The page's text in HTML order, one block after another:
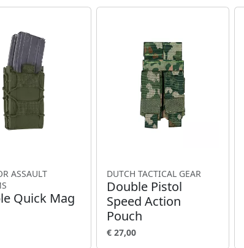
ASSAULT
Quick Mag
DUTCH TACTICAL GEAR
Double Pistol
Speed Action
Pouch
€ 27,00